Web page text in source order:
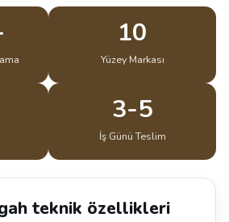
10
Yüzey Markası
3-5
İş Günü Teslim
teknik özellikleri